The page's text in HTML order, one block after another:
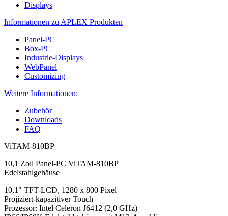
Displays
Informationen zu APLEX Produkten
Panel-PC
Box-PC
Industrie-Displays
WebPanel
Customizing
Weitere Informationen:
Zubehör
Downloads
FAQ
ViTAM-810BP
10,1 Zoll Panel-PC ViTAM-810BP
Edelstahlgehäuse
10,1" TFT-LCD, 1280 x 800 Pixel
Projiziert-kapazitiver Touch
Prozessor: Intel Celeron J6412 (2,0 GHz)